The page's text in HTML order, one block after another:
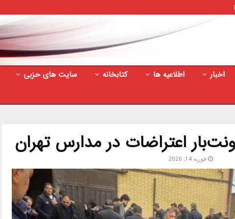
اخبار اطلاعیه ها کتابخانه سایت های حزبی
اعتراضات در مدارس تهران
فوریه 14, 2026